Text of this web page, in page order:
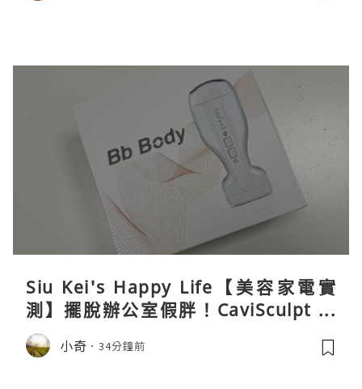
Siu Kei's Happy Life【美容家電實
測】擺脫辦公室假胖！CaviSculpt 新
一代72W高能超聲波體雕儀親身試用＆
真實評價
小奇 34分鐘前